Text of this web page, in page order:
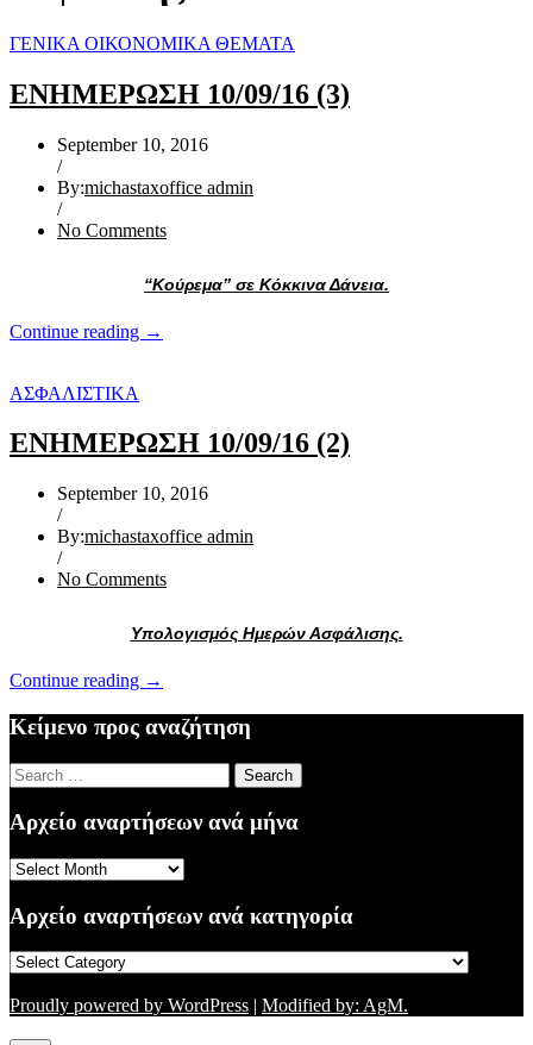
ΓΕΝΙΚΑ ΟΙΚΟΝΟΜΙΚΑ ΘΕΜΑΤΑ
ΕΝΗΜΕΡΩΣΗ 10/09/16 (3)
September 10, 2016
/
By:michastaxoffice admin
/
No Comments
“Κούρεμα” σε Κόκκινα Δάνεια.
Continue reading “ΕΝΗΜΕΡΩΣΗ
→
ΑΣΦΑΛΙΣΤΙΚΑ
ΕΝΗΜΕΡΩΣΗ 10/09/16 (2)
September 10, 2016
/
By:michastaxoffice admin
/
No Comments
Υπολογισμός Ημερών Ασφάλισης.
Continue reading “ΕΝΗΜΕΡΩΣΗ
(2)”
→
Κείμενο προς αναζήτηση
Search
for:
Αρχείο αναρτήσεων ανά μήνα
Αρχείο
ανά
μήνα
Αρχείο αναρτήσεων ανά κατηγορία
Αρχείο
ανά
Proudly powered by WordPress | Modified by: AgM.